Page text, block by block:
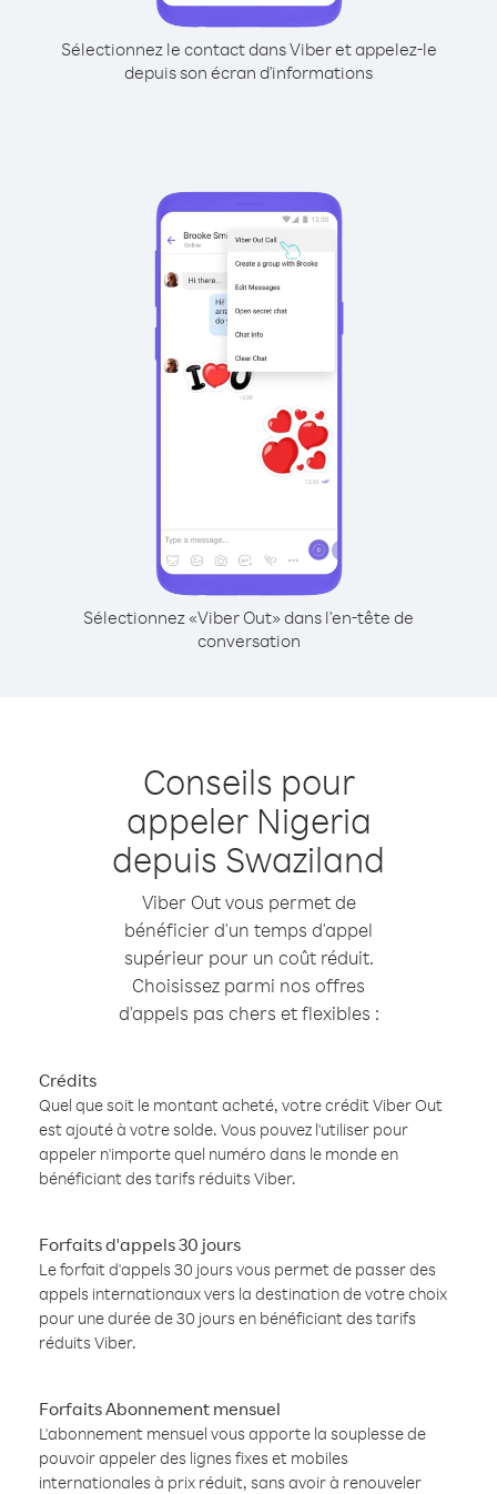
Sélectionnez le contact dans Viber et appelez-le
depuis son écran d'informations
Sélectionnez «Viber Out» dans l'en-tête de
conversation
Conseils pour
appeler Nigeria
depuis Swaziland
Viber Out vous permet de
bénéficier d'un temps d'appel
supérieur pour un coût réduit.
Choisissez parmi nos offres
d'appels pas chers et flexibles :
Crédits
Quel que soit le montant acheté, votre crédit Viber Out
est ajouté à votre solde. Vous pouvez l'utiliser pour
appeler n'importe quel numéro dans le monde en
bénéficiant des tarifs réduits Viber.
Forfaits d'appels 30 jours
Le forfait d'appels 30 jours vous permet de passer des
appels internationaux vers la destination de votre choix
pour une durée de 30 jours en bénéficiant des tarifs
réduits Viber.
Forfaits Abonnement mensuel
L'abonnement mensuel vous apporte la souplesse de
pouvoir appeler des lignes fixes et mobiles
internationales à prix réduit, sans avoir à renouveler